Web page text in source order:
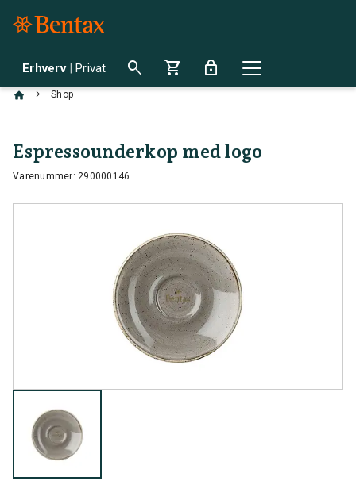
Erhverv | Privat search shopping_cart lock
chevron_right Shop
Espressounderkop med logo
Varenummer: 290000146